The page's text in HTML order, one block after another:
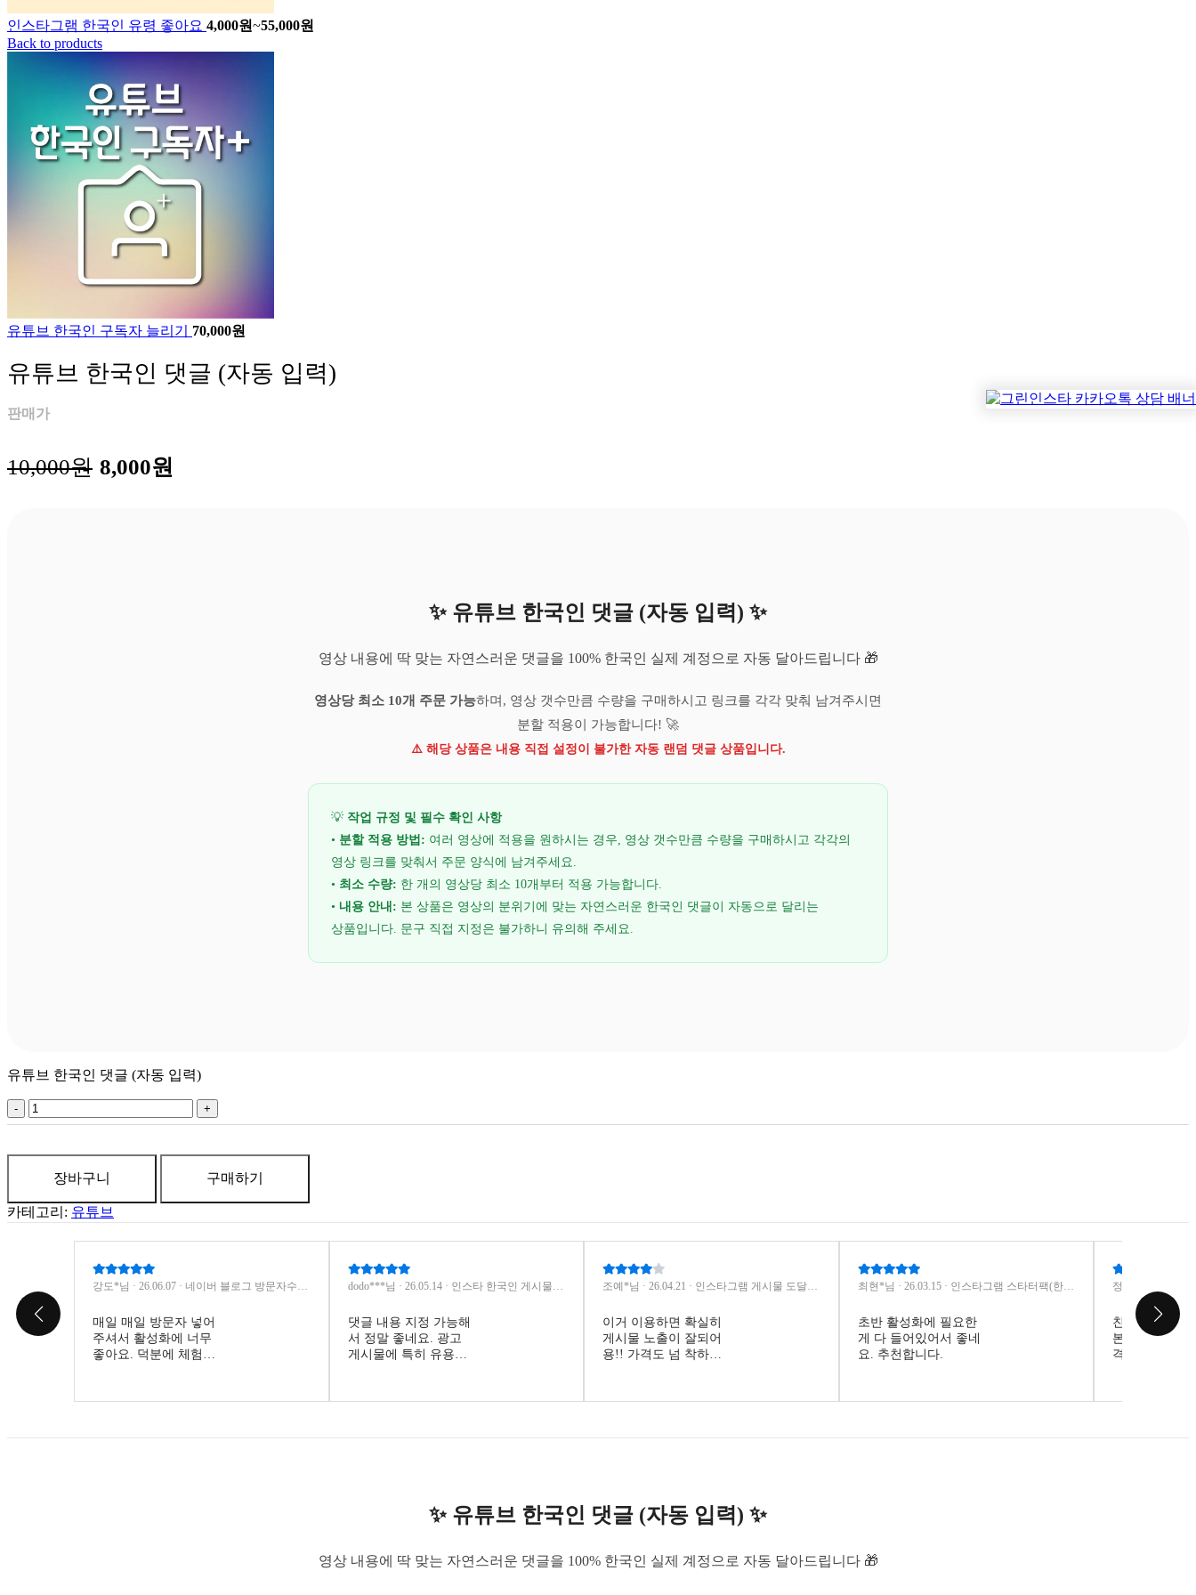
인스타그램 한국인 유령 좋아요 4,000원~55,000원
Back to products
유튜브 한국인 구독자 늘리기 70,000원
유튜브 한국인 댓글 (자동 입력)
판매가
10,000원 원
8,000원
✨ 유튜브 한국인 댓글 (자동 입력) ✨
영상 내용에 딱 맞는 자연스러운 댓글을 100% 한국인 실제 계정으로 자동 달아드립니다 🎁
영상당 최소 10개 주문 가능하며, 영상 갯수만큼 수량을 구매하시고 링크를 각각 맞춰 남겨주시면
분할 적용이 가능합니다! 🚀
⚠️ 해당 상품은 내용 직접 설정이 불가한 자동 랜덤 댓글 상품입니다.
💡 작업 규정 및 필수 확인 사항
• 분할 적용 방법: 여러 영상에 적용을 원하시는 경우, 영상 갯수만큼 수량을 구매하시고 각각의
영상 링크를 맞춰서 주문 양식에 남겨주세요.
• 최소 수량: 한 개의 영상당 최소 10개부터 적용 가능합니다.
• 내용 안내: 본 상품은 영상의 분위기에 맞는 자연스러운 한국인 댓글이 자동으로 달리는
상품입니다. 문구 직접 지정은 불가하니 유의해 주세요.
유튜브 한국인 댓글 (자동 입력)
유
튜
인
댓
입
력)
수
장바구니 구매하기
카테고리: 유튜브
강도*님 · 26.06.07 · 네이버 블로그 방문자수
매일 매일 방문자 넣어
주셔서 활성화에 너무
좋아요. 덕분에 체험단
dodo***님 · 26.05.14 · 인스타 한국인 게시물
댓글 내용 지정 가능해
서 정말 좋네요. 광고
게시물에 특히 유용하
조예*님 · 26.04.21 · 인스타그램 게시물 도달노
이거 이용하면 확실히
게시물 노출이 잘되어
용!! 가격도 넘 착하네
최현*님 · 26.03.15 · 인스타그램 스타터팩(한국
(30일)
초반 활성화에 필요한
게 다 들어있어서 좋네
요. 추천합니다.
정수*님 ·
인) ·팔로워+자
(30일)
친구한테 추천
본건데 구성도
격도 너무 좋
✨ 유튜브 한국인 댓글 (자동 입력) ✨
영상 내용에 딱 맞는 자연스러운 댓글을 100% 한국인 실제 계정으로 자동 달아드립니다 🎁